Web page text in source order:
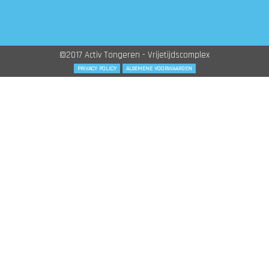
©2017 Activ Tongeren - Vrijetijdscomplex
PRIVACY POLICY ALGEMENE VOORWAARDEN